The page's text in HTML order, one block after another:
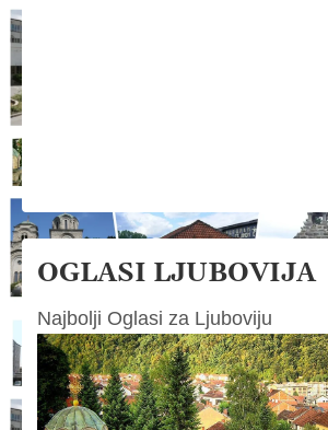
OGLASI LJUBOVIJA
Najbolji Oglasi za Ljuboviju